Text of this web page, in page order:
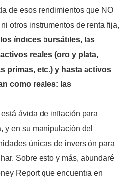
de esos rendimientos que NO
otros instrumentos de renta fija,
los índices bursátiles, las
reales (oro y plata,
primas, etc.) y hasta activos
como reales: las
ávida de inflación para
y en su manipulación del
únicas de inversión para
Sobre esto y más, abundaré
Report que encuentra en